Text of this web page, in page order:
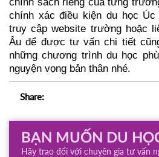
chính xác điều kiện du học
truy cập website trường hoặc
Âu để được tư vấn chi tiết
những chương trình du học
nguyện vọng bản thân nhé.
Share:
BẠN MUỐN DU
Hãy trao đổi với chuyên gia tư vấn